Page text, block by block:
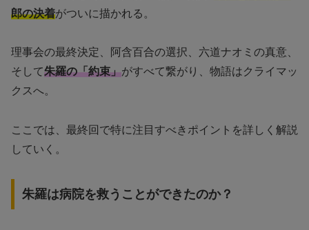
郎の決着がついに描かれる。
理事会の最終決定、阿含百合の選択、六道ナオミの真意、
そして朱羅の「約束」がすべて繋がり、物語はクライマッ
クスへ。
ここでは、最終回で特に注目すべきポイントを詳しく解説
していく。
朱羅は病院を救うことができたのか？